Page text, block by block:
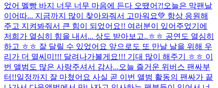
었어 멜빵 바지 너무 너무 마음에 든다 오땠어?!오늘은 막팬날
이어따... 지금까지 많이 찾아와줘서 고마워요💚 항상 응원해
주고 지켜봐줘서 큰 힘이 되었어요!! 여러분이 있어주었기에
저희가 열심히 힘을 내서... 상도 받아보고..ㅎㅎ 공연도 열심히
하고 ㅎㅎ 잘 달릴 수 있었어요 앞으로도 또 만날 날을 위해 우
리가 더 열씨미!!! 달려나가볼게요!!! 기대 많이 해주기 ㅎㅎ 이
번 앨범도 많은 사랑주셔서 감사...오늘 즐거운 위버스 팬싸부
터!!일정까지 잘 마쳤어요 사실 곧 이번 앨범 활동의 팬싸가 끝